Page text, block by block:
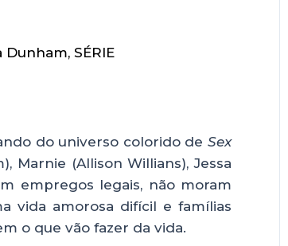
Dunham, SÉRIE
do universo colorido de Sex
Marnie (Allison Willians), Jessa
empregos legais, não moram
vida amorosa difícil e famílias
o que vão fazer da vida.